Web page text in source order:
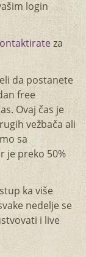
login
za
da postanete
free
Ovaj čas je
vežbača ali
sa
je preko 50%
ka više
nedelje se
i live